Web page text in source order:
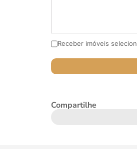
Receber imóveis
Compartilhe